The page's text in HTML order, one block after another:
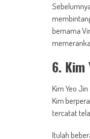
bernama
6. Kim
Kim Yeo
Kim
tercatat
Itulah